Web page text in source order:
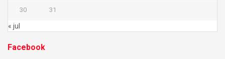
30 31
« jul
Facebook